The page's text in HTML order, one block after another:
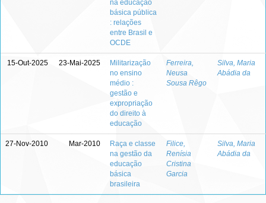
na educação
básica pública
: relações
entre Brasil e
OCDE
15-Out-2025 23-Mai-2025
Militarização
no ensino
médio :
gestão e
expropriação
do direito à
educação
Ferreira,
Neusa
Sousa Rêgo
Silva, Maria
Abádia da
27-Nov-2010 Mar-2010
Raça e classe
na gestão da
educação
básica
brasileira
Filice,
Renísia
Cristina
Garcia
Silva, Maria
Abádia da